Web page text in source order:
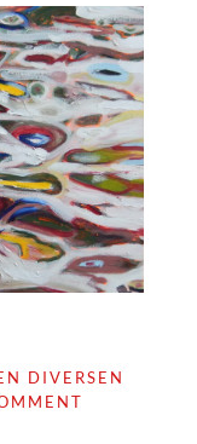
DIVERSEN